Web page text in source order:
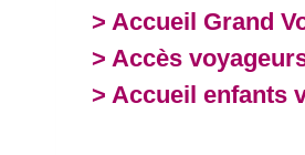
> Accueil Grand
> Accès
> Accueil enfants